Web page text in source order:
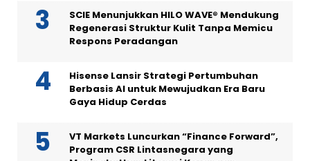
SCIE Menunjukkan HILO WAVE® Mendukung
Regenerasi Struktur Kulit Tanpa Memicu
Respons Peradangan
Hisense Lansir Strategi Pertumbuhan
Berbasis AI untuk Mewujudkan Era Baru
Gaya Hidup Cerdas
VT Markets Luncurkan “Finance Forward”,
Program CSR Lintasnegara yang